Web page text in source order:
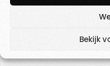
Bekijk